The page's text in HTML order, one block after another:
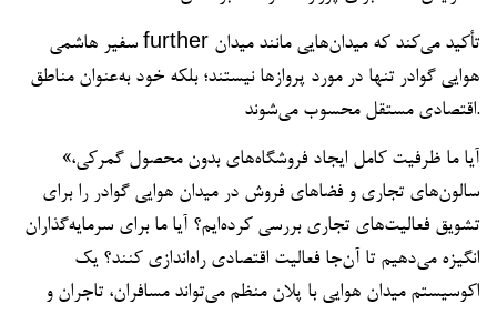
سفیر هاشمی further تأکید می‌کند که میدان‌هایی مانند میدان
هوایی گوادر تنها در مورد پروازها نیستند؛ بلکه خود به‌عنوان مناطق
اقتصادی مستقل محسوب می‌شوند.
«آیا ما ظرفیت کامل ایجاد فروشگاه‌های بدون محصول گمرکی،
سالون‌های تجاری و فضاهای فروش در میدان هوایی گوادر را برای
تشویق فعالیت‌های تجاری بررسی کرده‌ایم؟ آیا ما برای سرمایه‌گذاران
انگیزه می‌دهیم تا آن‌جا فعالیت اقتصادی راه‌اندازی کنند؟ یک
اکوسیستم میدان هوایی با پلان منظم می‌تواند مسافران، تاجران و